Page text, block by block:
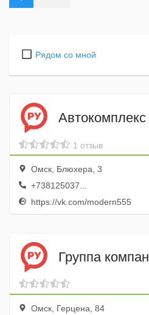
Рядом со мной
1 отзыв
Омск, Блюхера, 3
+738125037...
https://vk.com/modern555
Группа
Омск, Герцена, 84